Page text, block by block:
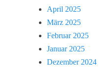
April 2025
März 2025
Februar 2025
Januar 2025
Dezember 2024